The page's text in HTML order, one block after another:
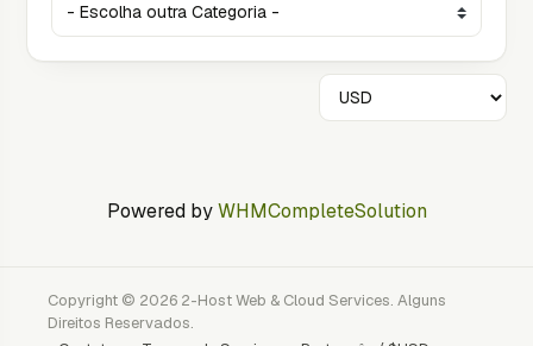
Powered byWHMCompleteSolution
Copyright © 2026 2-Host Web & Cloud Services. Alguns
Direitos Reservados.